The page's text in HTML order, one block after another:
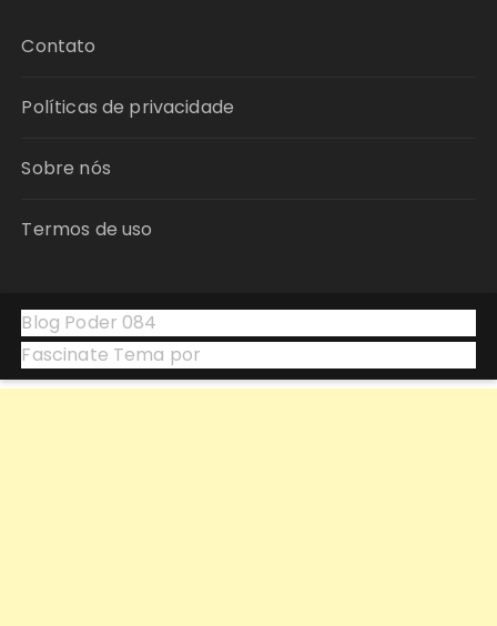
Contato
Políticas de privacidade
Sobre nós
Termos de uso
Blog Poder 084
Fascinate Tema por